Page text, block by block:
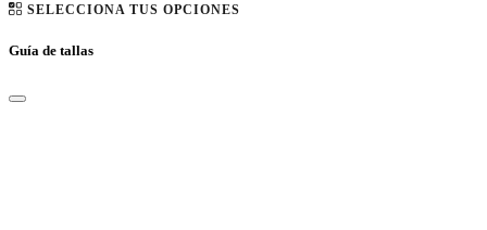
SELECCIONA TUS OPCIONES
Guía de tallas